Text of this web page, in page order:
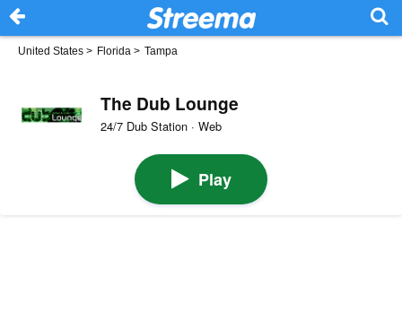
United States > Florida > Tampa
The Dub Lounge
24/7 Dub Station · Web
Play